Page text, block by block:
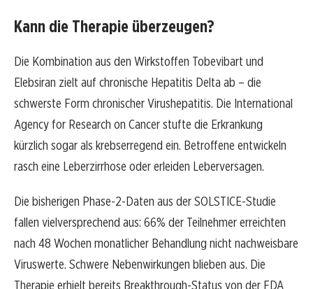
Kann die Therapie überzeugen?
Die Kombination aus den Wirkstoffen Tobevibart und
Elebsiran zielt auf chronische Hepatitis Delta ab – die
schwerste Form chronischer Virushepatitis. Die International
Agency for Research on Cancer stufte die Erkrankung
kürzlich sogar als krebserregend ein. Betroffene entwickeln
rasch eine Leberzirrhose oder erleiden Leberversagen.
Die bisherigen Phase-2-Daten aus der SOLSTICE-Studie
fallen vielversprechend aus: 66% der Teilnehmer erreichten
nach 48 Wochen monatlicher Behandlung nicht nachweisbare
Viruswerte. Schwere Nebenwirkungen blieben aus. Die
Therapie erhielt bereits Breakthrough-Status von der FDA